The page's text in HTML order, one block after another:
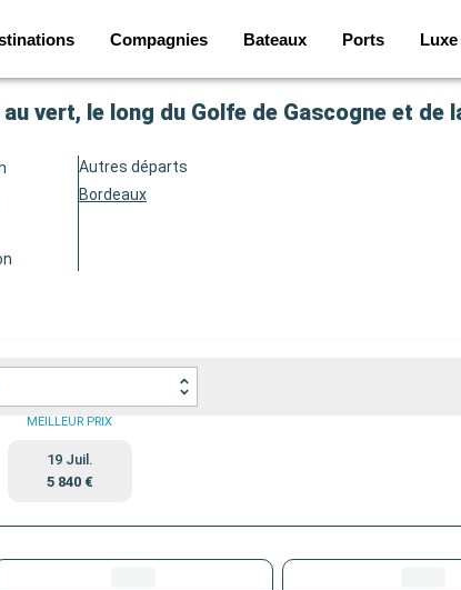
Compagnies Bateaux Ports Luxe
vert, le long du Golfe de Gascogne et
Autres départs
Bordeaux
MEILLEUR PRIX
19 Juil.
5 840 €